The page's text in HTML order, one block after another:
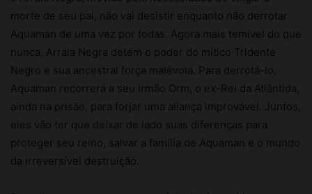
morte de seu pai, não vai desistir enquanto não derrotar
Aquaman de uma vez por todas. Agora mais temível do que
nunca, Arraia Negra detém o poder do mítico Tridente
Negro e sua ancestral força malévola. Para derrotá-lo,
Aquaman recorrerá a seu irmão Orm, o ex-Rei da Atlântida,
ainda na prisão, para forjar uma aliança improvável. Juntos,
eles vão ter que deixar de lado suas diferenças para
proteger seu reino, salvar a família de Aquaman e o mundo
da irreversível destruição.